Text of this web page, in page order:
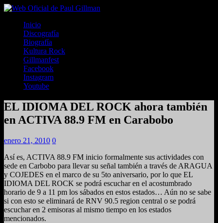
Inicio
Discografía
Biografía
Kultura Rock
Gillmanfest
Facebook
Instagram
Youtube
EL IDIOMA DEL ROCK ahora también
en ACTIVA 88.9 FM en Carabobo
enero 21, 2010 0
Así es, ACTIVA 88.9 FM inicio formalmente sus actividades con
sede en Carbobo para llevar su señal también a través de ARAGUA
y COJEDES en el marco de su 5to aniversario, por lo que EL
IDIOMA DEL ROCK se podrá escuchar en el acostumbrado
horario de 9 a 11 pm los sábados en estos estados… Aún no se sabe
si con esto se eliminará de RNV 90.5 region central o se podrá
escuchar en 2 emisoras al mismo tiempo en los estados
mencionados.